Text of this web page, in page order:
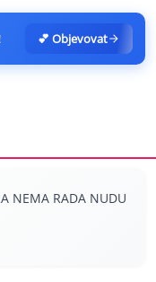
💕 Objevovat
NEMA RADA NUDU